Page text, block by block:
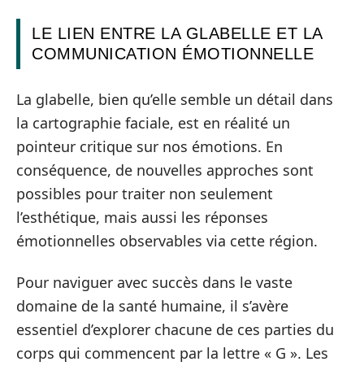
LE LIEN ENTRE LA GLABELLE ET LA
COMMUNICATION ÉMOTIONNELLE
La glabelle, bien qu’elle semble un détail dans
la cartographie faciale, est en réalité un
pointeur critique sur nos émotions. En
conséquence, de nouvelles approches sont
possibles pour traiter non seulement
l’esthétique, mais aussi les réponses
émotionnelles observables via cette région.
Pour naviguer avec succès dans le vaste
domaine de la santé humaine, il s’avère
essentiel d’explorer chacune de ces parties du
corps qui commencent par la lettre « G ». Les